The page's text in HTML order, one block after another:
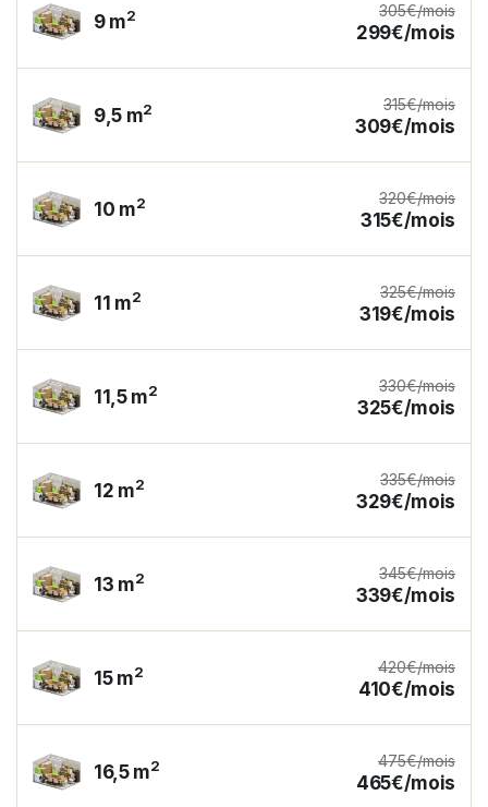
9 m2 305€/mois
299€/mois
9,5 m2 315€/mois
309€/mois
10 m2 320€/mois
315€/mois
11 m2 325€/mois
319€/mois
11,5 m2 330€/mois
325€/mois
12 m2 335€/mois
329€/mois
13 m2 345€/mois
339€/mois
15 m2 420€/mois
410€/mois
16,5 m2 475€/mois
465€/mois